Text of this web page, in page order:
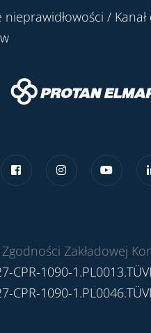
nieprawidłowości / Kanał
Zakładowej
CPR-1090-
CPR-1090-